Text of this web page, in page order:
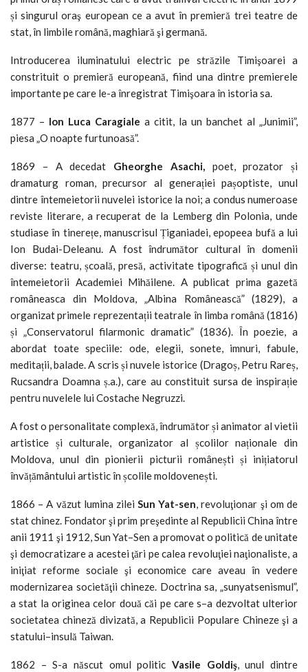
și singurul oraş european ce a avut în premieră trei teatre de
stat, în limbile română, maghiară şi germană.
Introducerea iluminatului electric pe străzile Timişoarei a
constrituit o premieră europeană, fiind una dintre premierele
importante pe care le-a înregistrat Timişoara în istoria sa.
1877 – Ion Luca Caragiale a citit, la un banchet al „Junimii”,
piesa „O noapte furtunoasă”.
1869 – A decedat Gheorghe Asachi, poet, prozator și
dramaturg roman, precursor al generației pașoptiste, unul
dintre întemeietorii nuvelei istorice la noi; a condus numeroase
reviste literare, a recuperat de la Lemberg din Polonia, unde
studiase în tinerețe, manuscrisul Țiganiadei, epopeea bufă a lui
Ion Budai-Deleanu. A fost îndrumător cultural în domenii
diverse: teatru, școală, presă, activitate tipografică și unul din
întemeietorii Academiei Mihăilene. A publicat prima gazetă
româneasca din Moldova, „Albina Românească” (1829), a
organizat primele reprezentații teatrale în limba română (1816)
și „Conservatorul filarmonic dramatic” (1836). În poezie, a
abordat toate speciile: ode, elegii, sonete, imnuri, fabule,
meditații, balade. A scris și nuvele istorice (Dragoș, Petru Rareș,
Rucsandra Doamna ș.a.), care au constituit sursa de inspirație
pentru nuvelele lui Costache Negruzzi.
A fost o personalitate complexă, îndrumător și animator al vietii
artistice și culturale, organizator al școlilor naționale din
Moldova, unul din pionierii picturii românești și inițiatorul
învățământului artistic în școlile moldovenești.
1866 – A văzut lumina zileiSun Yat-sen, revoluţionar şi om de
stat chinez. Fondator şi prim preşedinte al Republicii China între
anii 1911 şi 1912, Sun Yat–Sen a promovat o politică de unitate
şi democratizare a acestei ţări pe calea revoluţiei naţionaliste, a
iniţiat reforme sociale şi economice care aveau în vedere
modernizarea societăţii chineze. Doctrina sa, „sunyatsenismul”,
a stat la originea celor două căi pe care s–a dezvoltat ulterior
societatea chineză divizată, a Republicii Populare Chineze şi a
statului–insulă Taiwan.
1862 – S-a născut omul politic Vasile Goldiş, unul dintre